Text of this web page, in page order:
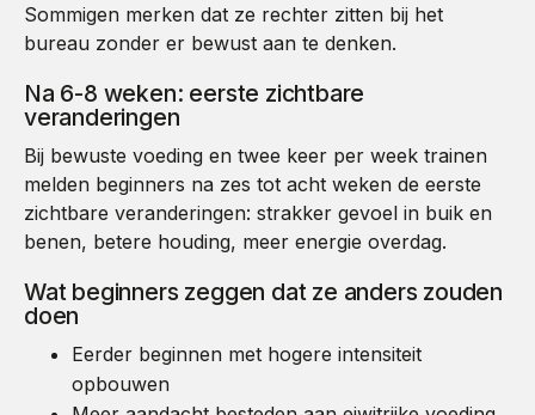
Sommigen merken dat ze rechter zitten bij het
bureau zonder er bewust aan te denken.
Na 6-8 weken: eerste zichtbare
veranderingen
Bij bewuste voeding en twee keer per week trainen
melden beginners na zes tot acht weken de eerste
zichtbare veranderingen: strakker gevoel in buik en
benen, betere houding, meer energie overdag.
Wat beginners zeggen dat ze anders zouden
doen
Eerder beginnen met hogere intensiteit
opbouwen